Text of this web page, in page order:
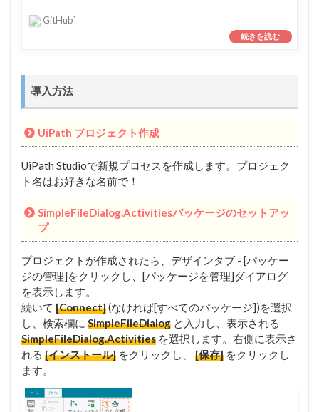
GitHub`
導入方法
UiPath プロジェクト作成
UiPath Studioで新規プロセスを作成します。プロジェク
ト名はお好きな名前で！
SimpleFileDialog.Activitiesパッケージのセットアッ
プ
プロジェクトが作成されたら、デザインタブ - [パッケー
ジの管理]をクリックし、[パッケージを管理]ダイアログ
を表示します。
続いて [Connect](なければ[すべてのパッケージ])を選択
し、検索欄に SimpleFileDialog と入力し、表示される
SimpleFileDialog.Activities を選択します。右側に表示さ
れる [インストール] をクリックし、 [保存] をクリックし
ます。